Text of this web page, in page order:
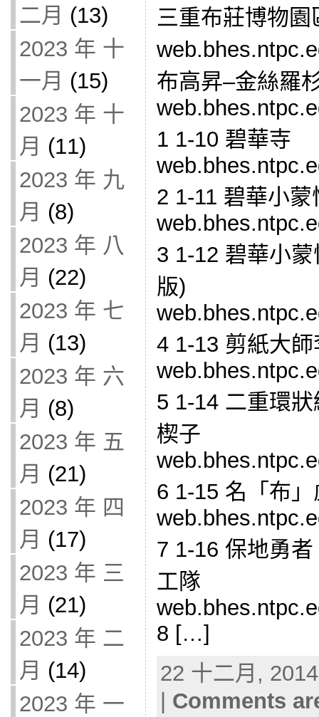
二月 (13)
2023 年 十
一月 (15)
2023 年 十
月 (11)
2023 年 九
月 (8)
2023 年 八
月 (22)
2023 年 七
月 (13)
2023 年 六
月 (8)
2023 年 五
月 (21)
2023 年 四
月 (17)
2023 年 三
月 (21)
2023 年 二
月 (14)
2023 年 一
三重布莊博物園
布高昇–金絲羅
1 1-10 碧華寺
2 1-11 碧華小
3 1-12 碧華小
版)
4 1-13 剪紙大
5 1-14 二重環
楔子
6 1-15 名「布」
7 1-16 保地勇
工隊
8 […]
22 十二月,
Comments